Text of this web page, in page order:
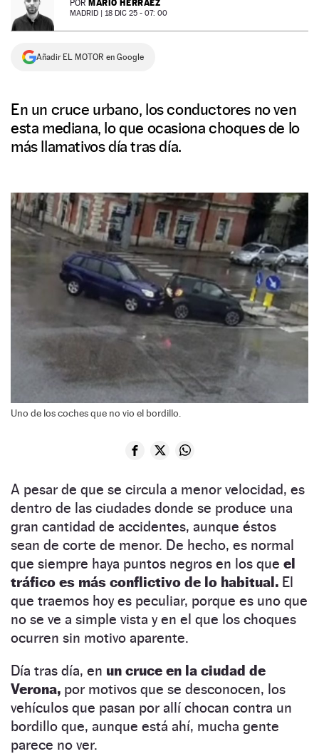
NEWSLETTER
SÍGUENOS
POR MARIO HERRÁEZ
MADRID | 18 DIC 25 - 07: 00
Añadir EL MOTOR en Google
En un cruce urbano, los conductores no ven
esta mediana, lo que ocasiona choques de lo
más llamativos día tras día.
Uno de los coches que no vio el bordillo.
A pesar de que se circula a menor velocidad, es
dentro de las ciudades donde se produce una
gran cantidad de accidentes, aunque éstos
sean de corte de menor. De hecho, es normal
que siempre haya puntos negros en los que el
tráfico es más conflictivo de lo habitual. El
que traemos hoy es peculiar, porque es uno que
no se ve a simple vista y en el que los choques
ocurren sin motivo aparente.
Día tras día, en un cruce en la ciudad de
Verona, por motivos que se desconocen, los
vehículos que pasan por allí chocan contra un
bordillo que, aunque está ahí, mucha gente
parece no ver.